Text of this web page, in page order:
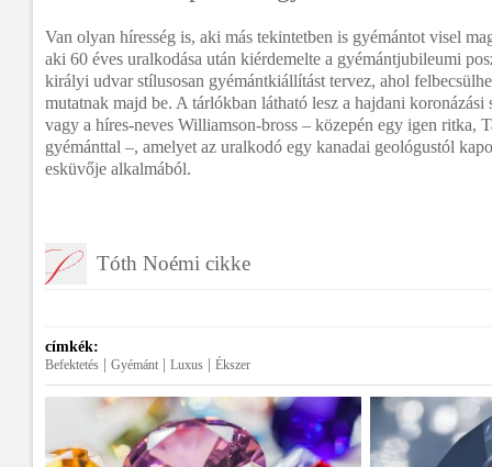
Van olyan híresség is, aki más tekintetben is gyémántot visel
aki 60 éves uralkodása után kiérdemelte a gyémántjubileumi
királyi udvar stílusosan gyémántkiállítást tervez, ahol
mutatnak majd be. A tárlókban látható lesz a hajdani koronázási
vagy a híres-neves Williamson-bross – közepén egy igen ritka,
gyémánttal –, amelyet az uralkodó egy kanadai geológustól
esküvője alkalmából.
Tóth Noémi cikke
címkék:
Befektetés Gyémánt Luxus Ékszer